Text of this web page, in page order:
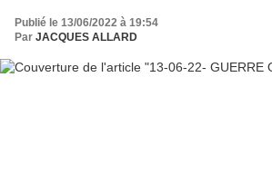
Publié le 13/06/2022 à 19:54
Par JACQUES ALLARD